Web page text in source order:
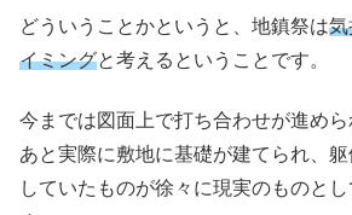
どういうことかというと、地鎮祭は気
イミングと考えるということです。
今までは図面上で打ち合わせが進め
あと実際に敷地に基礎が建てられ、
していたものが徐々に現実のものと